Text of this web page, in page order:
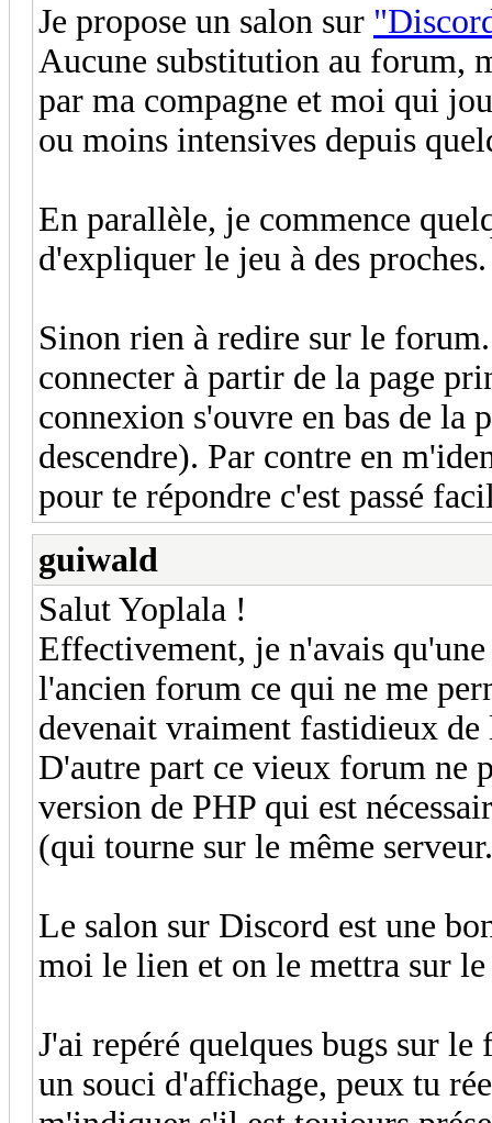
Je propose un salon sur
Aucune substitution au forum,
par ma compagne et moi qui
ou moins intensives depuis
En parallèle, je commence
d'expliquer le jeu à des proches.
Sinon rien à redire sur le
connecter à partir de la page
connexion s'ouvre en bas de la
descendre). Par contre en
pour te répondre c'est passé
guiwald
Salut Yoplala !
Effectivement, je n'avais
l'ancien forum ce qui ne me
devenait vraiment fastidieux
D'autre part ce vieux forum ne
version de PHP qui est
(qui tourne sur le même
Le salon sur Discord est une
moi le lien et on le mettra sur
J'ai repéré quelques bugs sur
un souci d'affichage, peux tu